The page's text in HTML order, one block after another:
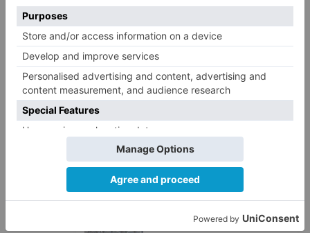
2
El nuevo Mercado Norte de
Burgos sale a concurso con un
presupuesto de 21,7 millones
3
interrumpido» las
desinfecciones municipales
4
Una fuga combativa y otro
triunfo de Johnson animan la
penúltima jornada de la Vuelta a
Burgos